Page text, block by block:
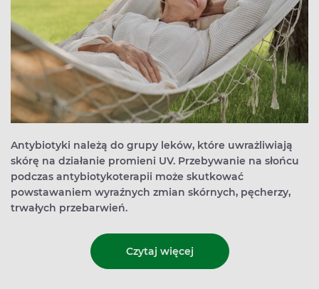
Antybiotyki należą do grupy leków, które uwrażliwiają
skórę na działanie promieni UV. Przebywanie na słońcu
podczas antybiotykoterapii może skutkować
powstawaniem wyraźnych zmian skórnych, pęcherzy,
trwałych przebarwień.
Czytaj więcej